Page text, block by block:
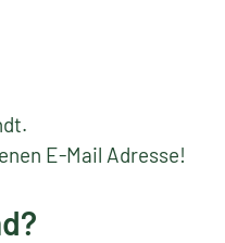
E-Mail Adresse!